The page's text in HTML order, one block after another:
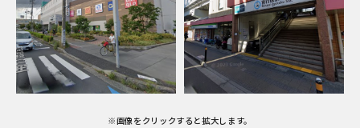
※画像をクリックすると拡大します。